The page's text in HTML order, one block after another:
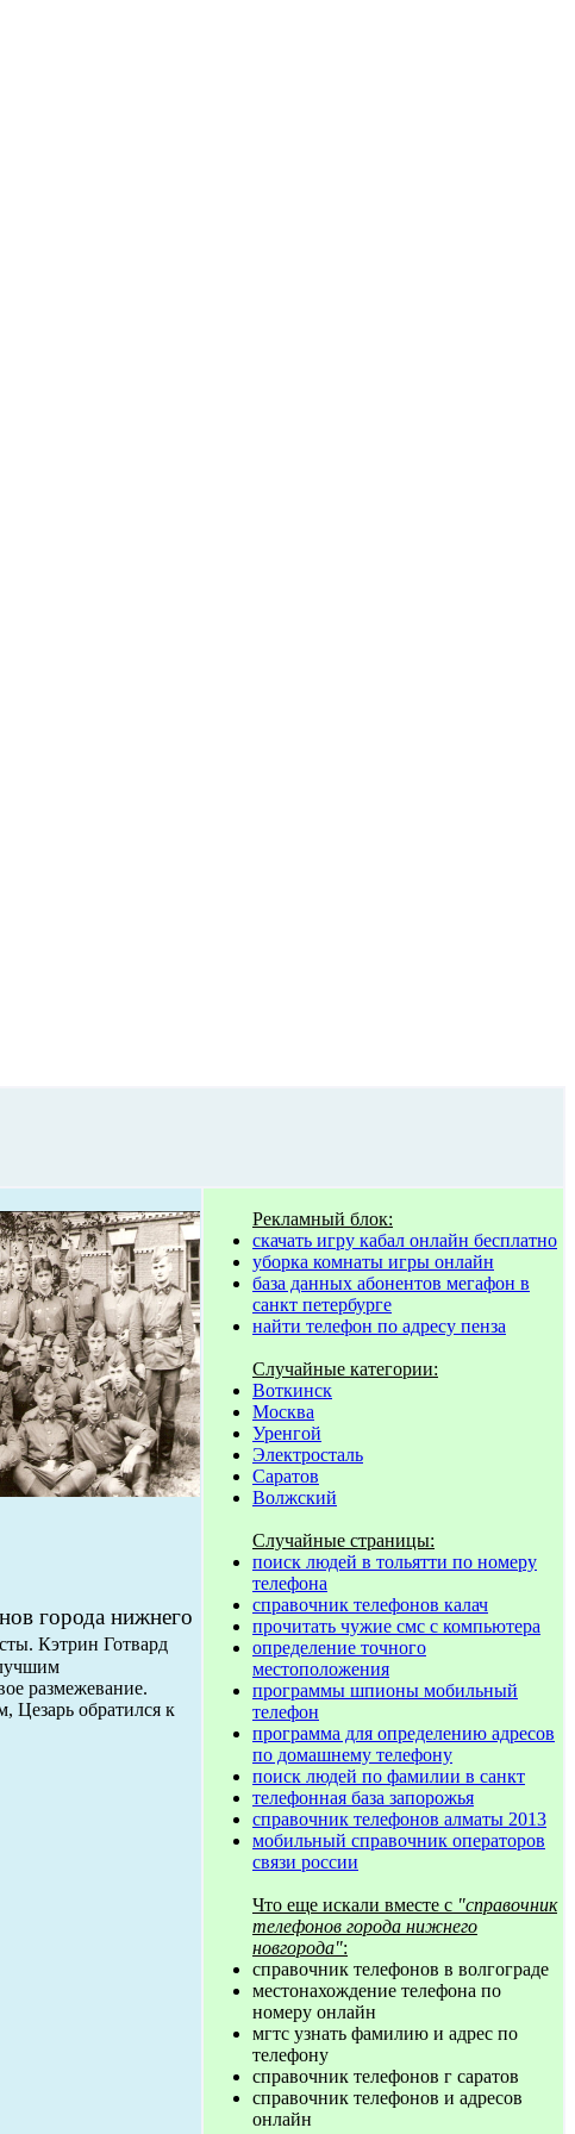
города нижнего
Кэтрин Готвард
размежевание.
Цезарь обратился к
Рекламный блок:
скачать игру кабал онлайн бесплатно
уборка комнаты игры онлайн
база данных абонентов мегафон в
санкт петербурге
найти телефон по адресу пенза
Случайные категории:
Воткинск
Москва
Уренгой
Электросталь
Саратов
Волжский
Случайные страницы:
поиск людей в тольятти по номеру
телефона
справочник телефонов калач
прочитать чужие смс с компьютера
определение точного
местоположения
программы шпионы мобильный
телефон
программа для определению адресов
по домашнему телефону
поиск людей по фамилии в санкт
телефонная база запорожья
справочник телефонов алматы 2013
мобильный справочник операторов
связи россии
Что еще искали вместе с "справочник
телефонов города нижнего
новгорода":
справочник телефонов в волгограде
местонахождение телефона по
номеру онлайн
мгтс узнать фамилию и адрес по
телефону
справочник телефонов г саратов
справочник телефонов и адресов
онлайн